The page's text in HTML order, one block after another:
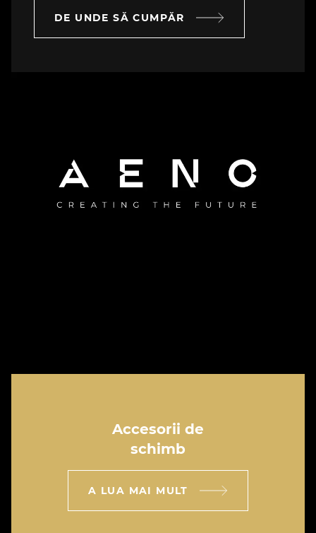
DE UNDE SĂ CUMPĂR
Accesorii de
schimb
A LUA MAI MULT